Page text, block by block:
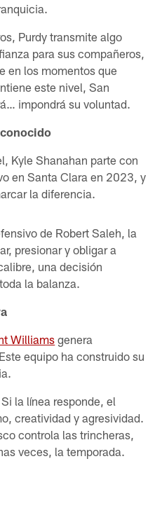
Purdy transmite algo
para sus compañeros,
en los momentos que
este nivel, San
impondrá su voluntad.
Kyle Shanahan parte con
en Santa Clara en 2023, y
la diferencia.
de Robert Saleh, la
presionar y obligar a
una decisión
la balanza.
Williams genera
equipo ha construido su
la línea responde, el
creatividad y agresividad.
controla las trincheras,
veces, la temporada.